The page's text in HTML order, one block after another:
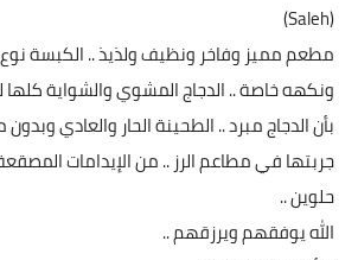
(Saleh)
مطعم مميز وفاخر ونظيف ولذيذ .. الكبسة
ونكهه خاصة .. الدجاج المشوي والشواية
بأن الدجاج مبرد .. الطحينة الحار والعادي
جربتها في مطاعم الرز .. من الإيدامات
حلوين ..
الله يوفقهم ويرزقهم ..